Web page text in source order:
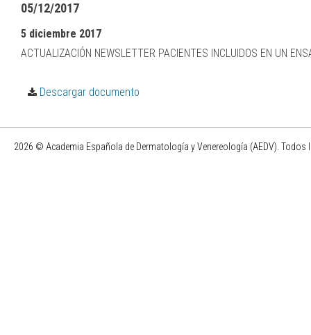
05/12/2017
5 diciembre 2017
ACTUALIZACIÓN NEWSLETTER PACIENTES INCLUIDOS EN UN
Descargar documento
2026 © Academia Española de Dermatología y Venereología (AEDV). Todos